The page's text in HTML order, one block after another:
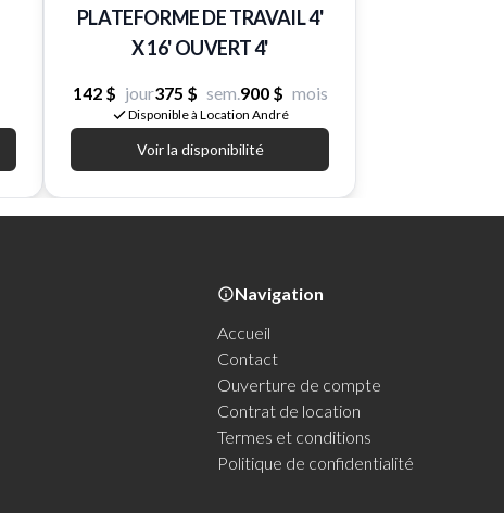
PLATEFORME DE TRAVAIL 4'
X 16' OUVERT 4'
142 $ jour375 $ sem.900 $ mois
Disponible à Location André
Voir la disponibilité
Navigation
Accueil
Contact
Ouverture de compte
Contrat de location
Termes et conditions
Politique de confidentialité